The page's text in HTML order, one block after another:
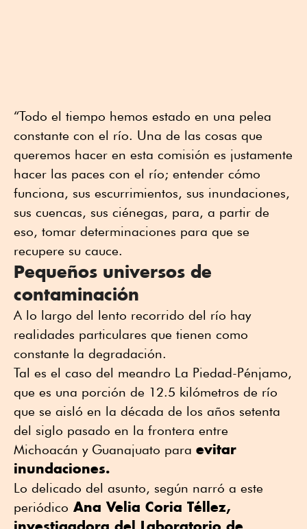
“Todo el tiempo hemos estado en una pelea
constante con el río. Una de las cosas que
queremos hacer en esta comisión es justamente
hacer las paces con el río; entender cómo
funciona, sus escurrimientos, sus inundaciones,
sus cuencas, sus ciénegas, para, a partir de
eso, tomar determinaciones para que se
recupere su cauce.
Pequeños universos de
contaminación
A lo largo del lento recorrido del río hay
realidades particulares que tienen como
constante la degradación.
Tal es el caso del meandro La Piedad-Pénjamo,
que es una porción de 12.5 kilómetros de río
que se aisló en la década de los años setenta
del siglo pasado en la frontera entre
Michoacán y Guanajuato para evitar
inundaciones.
Lo delicado del asunto, según narró a este
periódico Ana Velia Coria Téllez,